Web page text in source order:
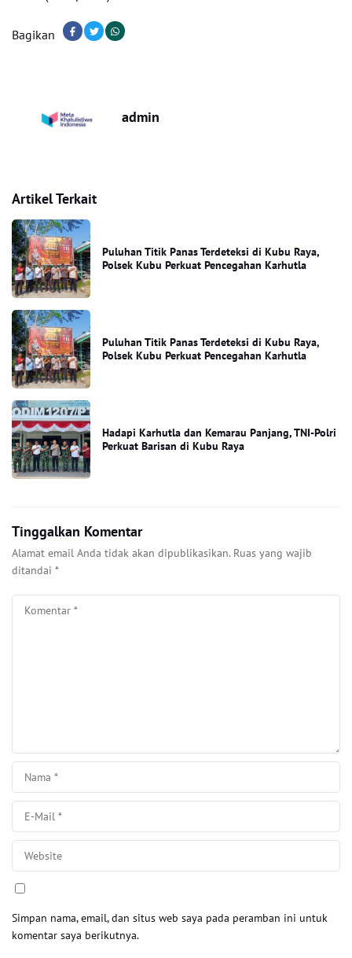
Bagikan
admin
Artikel Terkait
Puluhan Titik Panas Terdeteksi di Kubu Raya,
Polsek Kubu Perkuat Pencegahan Karhutla
Puluhan Titik Panas Terdeteksi di Kubu Raya,
Polsek Kubu Perkuat Pencegahan Karhutla
Hadapi Karhutla dan Kemarau Panjang, TNI-Polri
Perkuat Barisan di Kubu Raya
Tinggalkan Komentar
Alamat email Anda tidak akan dipublikasikan. Ruas yang wajib
ditandai *
Simpan nama, email, dan situs web saya pada peramban ini untuk
komentar saya berikutnya.